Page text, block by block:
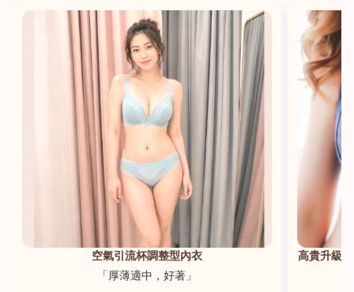
空氣引流杯調整型內衣
「厚薄適中，好著」
高貴升級
港澳中文
English